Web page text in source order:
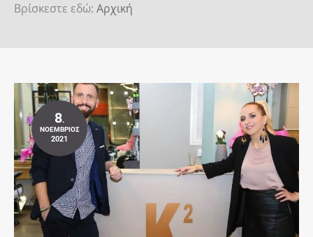
Βρίσκεστε εδώ: Αρχική
8.
ΝΟΈΜΒΡΙΟΣ
2021